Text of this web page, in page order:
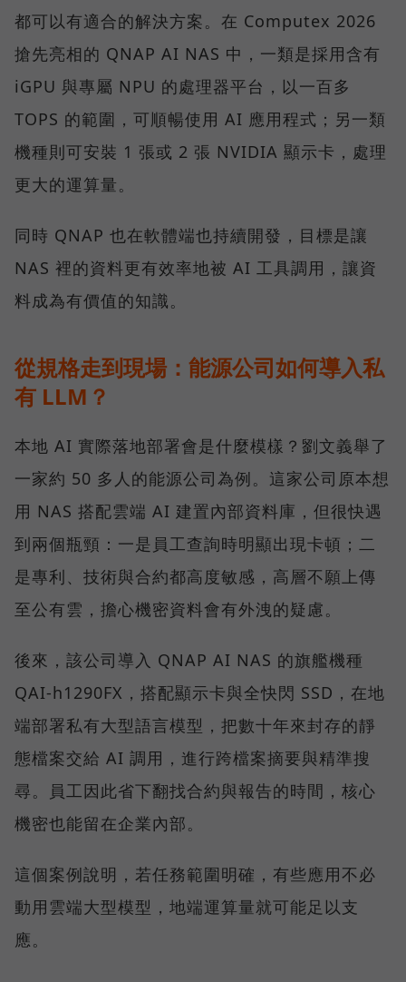
都可以有適合的解決方案。在 Computex 2026
搶先亮相的 QNAP AI NAS 中，一類是採用含有
iGPU 與專屬 NPU 的處理器平台，以一百多
TOPS 的範圍，可順暢使用 AI 應用程式；另一類
機種則可安裝 1 張或 2 張 NVIDIA 顯示卡，處理
更大的運算量。
同時 QNAP 也在軟體端也持續開發，目標是讓
NAS 裡的資料更有效率地被 AI 工具調用，讓資
料成為有價值的知識。
從規格走到現場：能源公司如何導入私
有 LLM？
本地 AI 實際落地部署會是什麼模樣？劉文義舉了
一家約 50 多人的能源公司為例。這家公司原本想
用 NAS 搭配雲端 AI 建置內部資料庫，但很快遇
到兩個瓶頸：一是員工查詢時明顯出現卡頓；二
是專利、技術與合約都高度敏感，高層不願上傳
至公有雲，擔心機密資料會有外洩的疑慮。
後來，該公司導入 QNAP AI NAS 的旗艦機種
QAI-h1290FX，搭配顯示卡與全快閃 SSD，在地
端部署私有大型語言模型，把數十年來封存的靜
態檔案交給 AI 調用，進行跨檔案摘要與精準搜
尋。員工因此省下翻找合約與報告的時間，核心
機密也能留在企業內部。
這個案例說明，若任務範圍明確，有些應用不必
動用雲端大型模型，地端運算量就可能足以支
應。